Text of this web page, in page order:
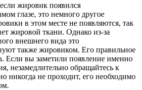
если жировик появился
глазе, это немного другое
в этом месте не появляются, так
жировой ткани. Однако из-за
внешнего вида это
также жировиком. Его правильное
Если вы заметили появление именно
незамедлительно обращайтесь к
никогда не проходит, его необходимо